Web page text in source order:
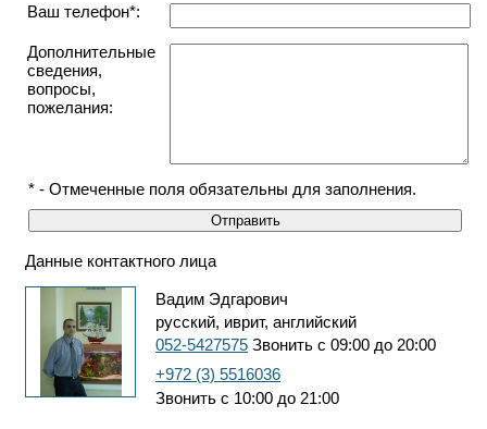
Ваш телефон*:
Дополнительные
сведения,
вопросы,
пожелания:
* - Отмеченные поля обязательны для заполнения.
Данные контактного лица
Вадим Эдгарович
русский, иврит, английский
052-5427575 Звонить с 09:00 до 20:00
+972 (3) 5516036
Звонить с 10:00 до 21:00